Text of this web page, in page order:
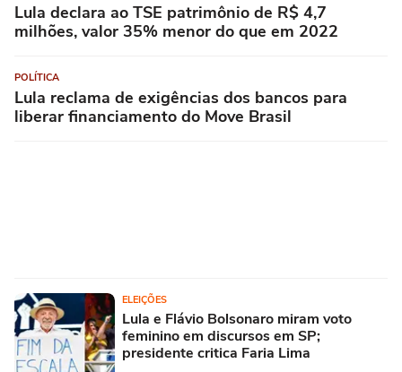
Lula declara ao TSE patrimônio de R$ 4,7
milhões, valor 35% menor do que em 2022
POLÍTICA
Lula reclama de exigências dos bancos para
liberar financiamento do Move Brasil
ELEIÇÕES
Lula e Flávio Bolsonaro miram voto
feminino em discursos em SP;
presidente critica Faria Lima